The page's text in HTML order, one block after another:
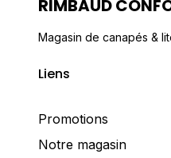
RIMBAUD
Magasin de canapés &
Liens
Promotions
Notre magasin